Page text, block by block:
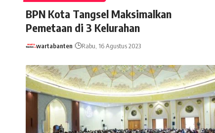
BPN Kota Tangsel Maksimalkan
Pemetaan di 3 Kelurahan
wartabanten Rabu, 16 Agustus 2023